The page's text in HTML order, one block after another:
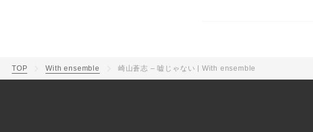
TOP With ensemble 崎山蒼志 – 嘘じゃない | With ensemble